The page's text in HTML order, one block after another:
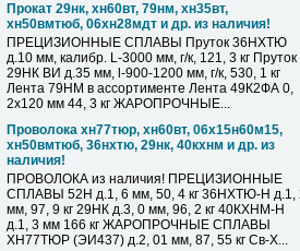
Прокат 29нк, хн60вт, 79нм, хн35вт,
хн50вмтюб, 06хн28мдт и др. из наличия!
ПРЕЦИЗИОННЫЕ СПЛАВЫ Пруток 36НХТЮ
д.10 мм, калибр. L-3000 мм, г/к, 121, 3 кг Пруток
29НК ВИ д.35 мм, l-900-1200 мм, г/к, 530, 1 кг
Лента 79НМ в ассортименте Лента 49К2ФА 0,
2х120 мм 44, 3 кг ЖАРОПРОЧНЫЕ...
Проволока хн77тюр, хн60вт, 06х15н60м15,
хн50вмтюб, 36нхтю, 29нк, 40кхнм и др. из
наличия!
ПРОВОЛОКА из наличия! ПРЕЦИЗИОННЫЕ
СПЛАВЫ 52Н д.1, 6 мм, 50, 4 кг 36НХТЮ-Н д.1,
мм, 97, 9 кг 29НК д.3, 0 мм, 96, 2 кг 40КХНМ-Н
д.1, 3 мм 166 кг ЖАРОПРОЧНЫЕ СПЛАВЫ
ХН77ТЮР (ЭИ437) д.2, 01 мм, 87, 55 кг Св-Х...